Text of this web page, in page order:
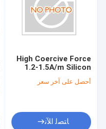
High Coercive Force
1.2-1.5A/m Silicon
Steel with 1.2-1.4
Permeability
أحصل على آخر سعر
ﺎﺘﺼﻟ ﺍﻶﻧ